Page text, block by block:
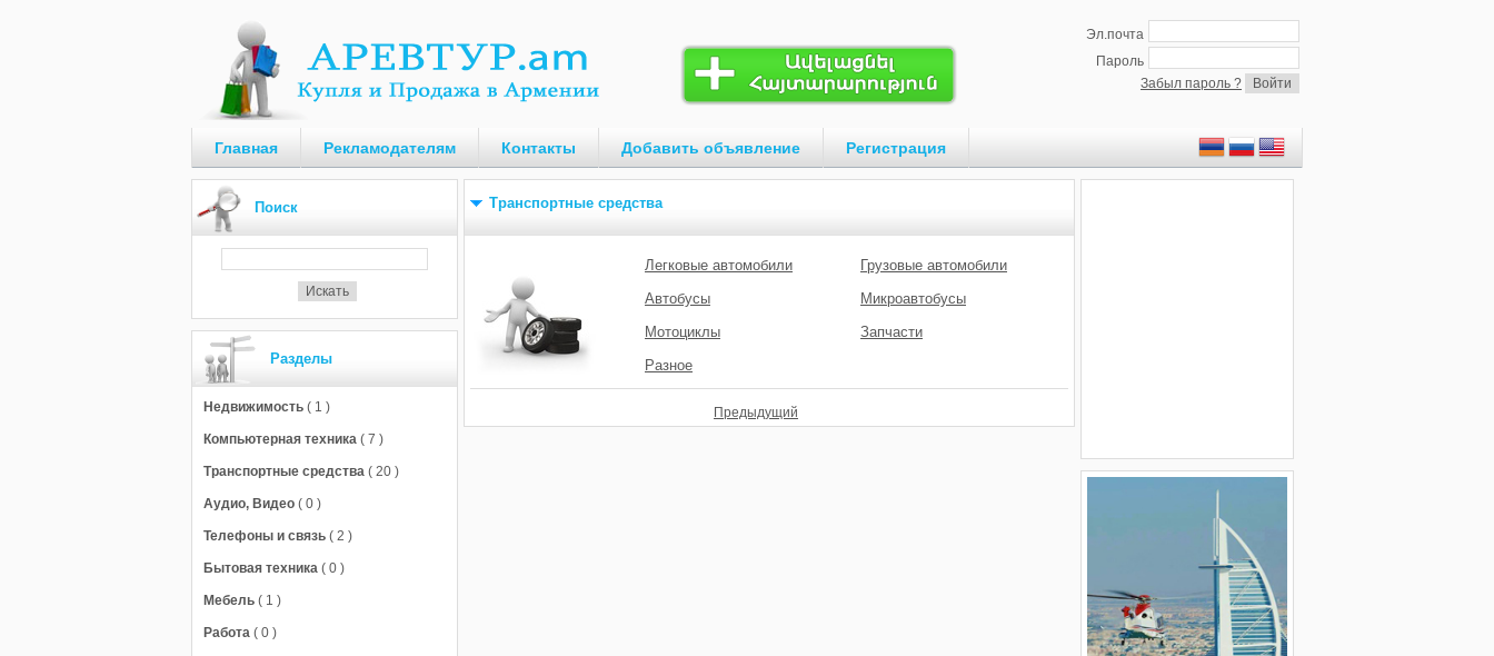
Эл.почта
Пароль
Забыл пароль ?
Главная Рекламодателям Контакты Добавить объявление Регистрация
Поиск
Разделы
Недвижимость ( 1 )
Компьютерная техника ( 7 )
Транспортные средства ( 20 )
Аудио, Видео ( 0 )
Телефоны и связь ( 2 )
Бытовая техника ( 0 )
Мебель ( 1 )
Работа ( 0 )
Транспортные средства
Легковые автомобили
Грузовые автомобили
Автобусы
Микроавтобусы
Мотоциклы
Запчасти
Разное
Предыдущий